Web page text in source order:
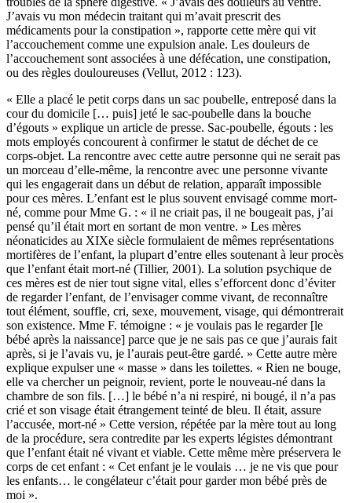
J’avais vu mon médecin traitant qui m’avait prescrit des
médicaments pour la constipation », rapporte cette mère qui vit
l’accouchement comme une expulsion anale. Les douleurs de
l’accouchement sont associées à une défécation, une constipation,
ou des règles douloureuses (Vellut, 2012 : 123).
« Elle a placé le petit corps dans un sac poubelle, entreposé dans la
cour du domicile [… puis] jeté le sac-poubelle dans la bouche
d’égouts » explique un article de presse. Sac-poubelle, égouts : les
mots employés concourent à confirmer le statut de déchet de ce
corps-objet. La rencontre avec cette autre personne qui ne serait pas
un morceau d’elle-même, la rencontre avec une personne vivante
qui les engagerait dans un début de relation, apparaît impossible
pour ces mères. L’enfant est le plus souvent envisagé comme mort-
né, comme pour Mme G. : « il ne criait pas, il ne bougeait pas, j’ai
pensé qu’il était mort en sortant de mon ventre. » Les mères
néonaticides au XIXe siècle formulaient de mêmes représentations
mortifères de l’enfant, la plupart d’entre elles soutenant à leur procès
que l’enfant était mort-né (Tillier, 2001). La solution psychique de
ces mères est de nier tout signe vital, elles s’efforcent donc d’éviter
de regarder l’enfant, de l’envisager comme vivant, de reconnaître
tout élément, souffle, cri, sexe, mouvement, visage, qui démontrerait
son existence. Mme F. témoigne : « je voulais pas le regarder [le
bébé après la naissance] parce que je ne sais pas ce que j’aurais fait
après, si je l’avais vu, je l’aurais peut-être gardé. » Cette autre mère
explique expulser une « masse » dans les toilettes. « Rien ne bouge,
elle va chercher un peignoir, revient, porte le nouveau-né dans la
chambre de son fils. […] le bébé n’a ni respiré, ni bougé, il n’a pas
crié et son visage était étrangement teinté de bleu. Il était, assure
l’accusée, mort-né » Cette version, répétée par la mère tout au long
de la procédure, sera contredite par les experts légistes démontrant
que l’enfant était né vivant et viable. Cette même mère préservera le
corps de cet enfant : « Cet enfant je le voulais … je ne vis que pour
les enfants… le congélateur c’était pour garder mon bébé près de
moi ».